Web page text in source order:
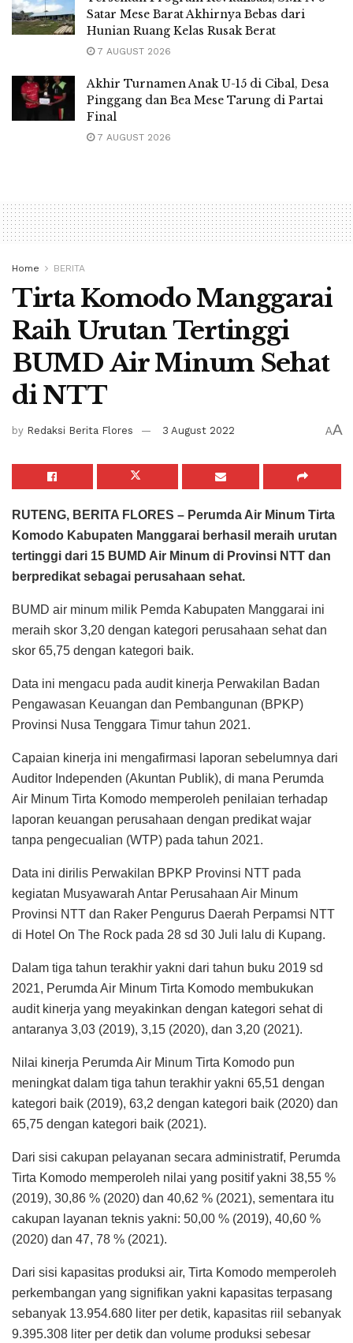
Satar Mese Barat Akhirnya Bebas dari
Hunian Ruang Kelas Rusak Berat
7 AUGUST 2026
Akhir Turnamen Anak U-15 di Cibal, Desa
Pinggang dan Bea Mese Tarung di Partai
Final
7 AUGUST 2026
Home BERITA
Tirta Komodo Manggarai
Raih Urutan Tertinggi
BUMD Air Minum Sehat
di NTT
by Redaksi Berita Flores 3 August 2022 AA
RUTENG, BERITA FLORES – Perumda Air Minum Tirta
Komodo Kabupaten Manggarai berhasil meraih urutan
tertinggi dari 15 BUMD Air Minum di Provinsi NTT dan
berpredikat sebagai perusahaan sehat.
BUMD air minum milik Pemda Kabupaten Manggarai ini
meraih skor 3,20 dengan kategori perusahaan sehat dan
skor 65,75 dengan kategori baik.
Data ini mengacu pada audit kinerja Perwakilan Badan
Pengawasan Keuangan dan Pembangunan (BPKP)
Provinsi Nusa Tenggara Timur tahun 2021.
Capaian kinerja ini mengafirmasi laporan sebelumnya dari
Auditor Independen (Akuntan Publik), di mana Perumda
Air Minum Tirta Komodo memperoleh penilaian terhadap
laporan keuangan perusahaan dengan predikat wajar
tanpa pengecualian (WTP) pada tahun 2021.
Data ini dirilis Perwakilan BPKP Provinsi NTT pada
kegiatan Musyawarah Antar Perusahaan Air Minum
Provinsi NTT dan Raker Pengurus Daerah Perpamsi NTT
di Hotel On The Rock pada 28 sd 30 Juli lalu di Kupang.
Dalam tiga tahun terakhir yakni dari tahun buku 2019 sd
2021, Perumda Air Minum Tirta Komodo membukukan
audit kinerja yang meyakinkan dengan kategori sehat di
antaranya 3,03 (2019), 3,15 (2020), dan 3,20 (2021).
Nilai kinerja Perumda Air Minum Tirta Komodo pun
meningkat dalam tiga tahun terakhir yakni 65,51 dengan
kategori baik (2019), 63,2 dengan kategori baik (2020) dan
65,75 dengan kategori baik (2021).
Dari sisi cakupan pelayanan secara administratif, Perumda
Tirta Komodo memperoleh nilai yang positif yakni 38,55 %
(2019), 30,86 % (2020) dan 40,62 % (2021), sementara itu
cakupan layanan teknis yakni: 50,00 % (2019), 40,60 %
(2020) dan 47, 78 % (2021).
Dari sisi kapasitas produksi air, Tirta Komodo memperoleh
perkembangan yang signifikan yakni kapasitas terpasang
sebanyak 13.954.680 liter per detik, kapasitas riil sebanyak
9.395.308 liter per detik dan volume produksi sebesar